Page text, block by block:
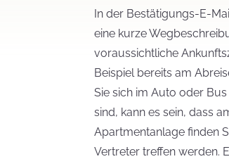
In der Bestätigungs-E-
eine kurze
voraussichtliche
Beispiel bereits am
Sie sich im Auto oder
sind, kann es sein, dass
Apartmentanlage finden
Vertreter treffen werden.